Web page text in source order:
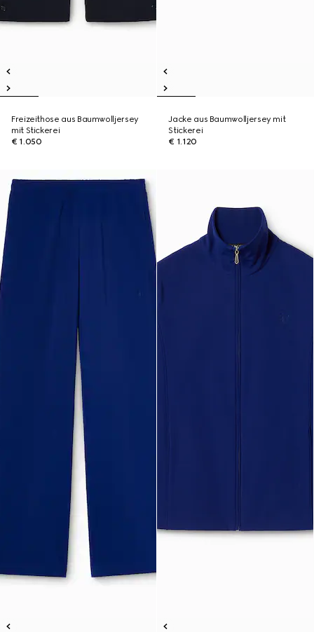
Freizeithose aus Baumwolljersey
mit Stickerei
€ 1.050
Jacke aus Baumwolljersey mit
Stickerei
€ 1.120